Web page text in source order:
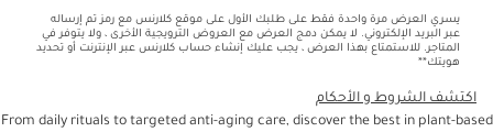
يسري العرض مرة واحدة فقط على طلبك الأول على موقع كلارنس مع رمز تم إرساله
عبر البريد الإلكتروني. لا يمكن دمج العرض مع العروض الترويجية الأخرى ، ولا يتوفر في
المتاجر. للاستمتاع بهذا العرض ، يجب عليك إنشاء حساب كلارنس عبر الإنترنت أو تحديد
هويتك**
اكتشف الشروط و الأحكام
From daily rituals to targeted anti-aging care, discover the best in plant-based